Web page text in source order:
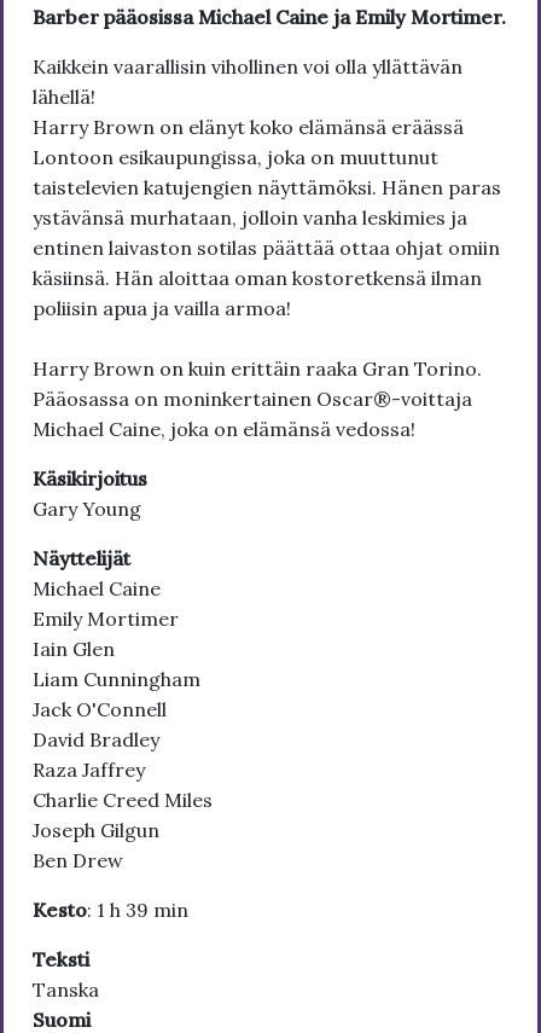
Barber pääosissa Michael Caine ja Emily Mortimer.
Kaikkein vaarallisin vihollinen voi olla yllättävän
lähellä!
Harry Brown on elänyt koko elämänsä eräässä
Lontoon esikaupungissa, joka on muuttunut
taistelevien katujengien näyttämöksi. Hänen paras
ystävänsä murhataan, jolloin vanha leskimies ja
entinen laivaston sotilas päättää ottaa ohjat omiin
käsiinsä. Hän aloittaa oman kostoretkensä ilman
poliisin apua ja vailla armoa!
Harry Brown on kuin erittäin raaka Gran Torino.
Pääosassa on moninkertainen Oscar®-voittaja
Michael Caine, joka on elämänsä vedossa!
Käsikirjoitus
Gary Young
Näyttelijät
Michael Caine
Emily Mortimer
Iain Glen
Liam Cunningham
Jack O'Connell
David Bradley
Raza Jaffrey
Charlie Creed Miles
Joseph Gilgun
Ben Drew
Kesto: 1 h 39 min
Teksti
Tanska
Suomi